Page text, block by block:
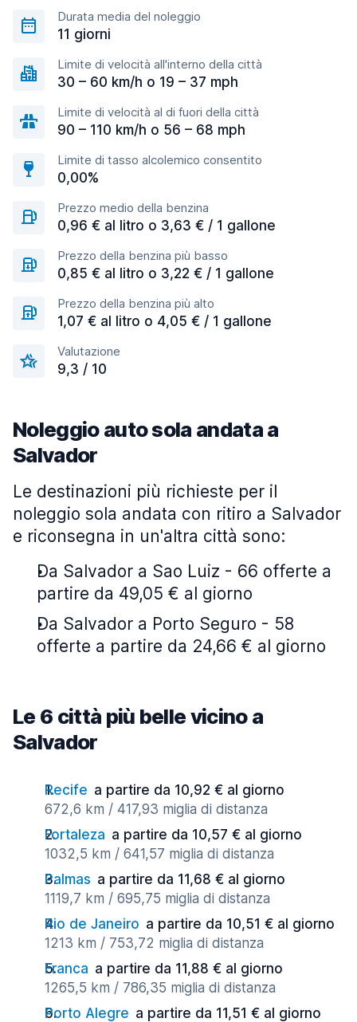
Durata media del noleggio
11 giorni
Limite di velocità all'interno della città
30 – 60 km/h o 19 – 37 mph
Limite di velocità al di fuori della città
90 – 110 km/h o 56 – 68 mph
Limite di tasso alcolemico consentito
0,00%
Prezzo medio della benzina
0,96 € al litro o 3,63 € / 1 gallone
Prezzo della benzina più basso
0,85 € al litro o 3,22 € / 1 gallone
Prezzo della benzina più alto
1,07 € al litro o 4,05 € / 1 gallone
Valutazione
9,3 / 10
Noleggio auto sola andata a
Salvador
Le destinazioni più richieste per il
noleggio sola andata con ritiro a Salvador
e riconsegna in un'altra città sono:
Da Salvador a Sao Luiz - 66 offerte a
partire da 49,05 € al giorno
Da Salvador a Porto Seguro - 58
offerte a partire da 24,66 € al giorno
Le 6 città più belle vicino a
Salvador
Recife a partire da 10,92 € al giorno
672,6 km / 417,93 miglia di distanza
Fortaleza a partire da 10,57 € al giorno
1032,5 km / 641,57 miglia di distanza
Palmas a partire da 11,68 € al giorno
1119,7 km / 695,75 miglia di distanza
Rio de Janeiro a partire da 10,51 € al giorno
1213 km / 753,72 miglia di distanza
Franca a partire da 11,88 € al giorno
1265,5 km / 786,35 miglia di distanza
Porto Alegre a partire da 11,51 € al giorno